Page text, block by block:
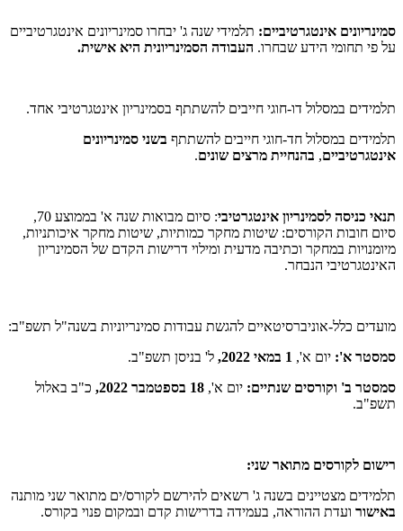
סמינריונים אינטגרטיביים: תלמידי שנה ג' יבחרו סמינריונים אינטגרטיביים
על פי תחומי הידע שבחרו. העבודה הסמינריונית היא אישית.
תלמידים במסלול דו-חוגי חייבים להשתתף בסמינריון אינטגרטיבי אחד.
תלמידים במסלול חד-חוגי חייבים להשתתף בשני סמינריונים
אינטגרטיביים, בהנחיית מרצים שונים.
תנאי כניסה לסמינריון אינטגרטיבי
: סיום מבואות שנה א' בממוצע 70,
סיום חובות הקורסים: שיטות מחקר כמותיות, שיטות מחקר איכותניות,
מיומנויות במחקר וכתיבה מדעית ומילוי דרישות הקדם של הסמינריון
האינטגרטיבי הנבחר.
מועדים כלל-אוניברסיטאיים להגשת עבודות סמינריוניות בשנה"ל תשפ"ב:
סמסטר א': יום א',
ל' בניסן תשפ"ב.
סמסטר ב' וקורסים שנתיים: יום א',
כ"ב באלול
תשפ"ב.
רישום לקורסים מתואר שני:
תלמידים מצטיינים בשנה ג' רשאים להירשם לקורס/ים מתואר שני מותנה
באישור ועדת ההוראה, בעמידה בדרישות קדם ובמקום פנוי בקורס.